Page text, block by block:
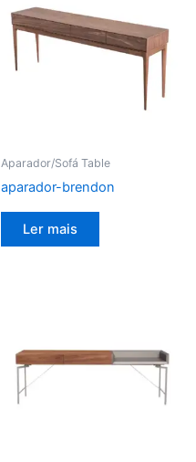
Aparador/Sofá Table
aparador-brendon
Ler mais